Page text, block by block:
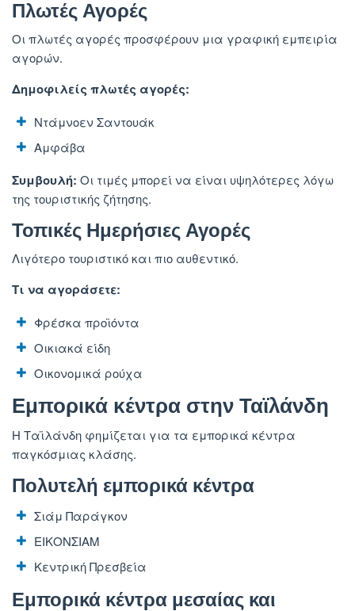
Πλωτές Αγορές
Οι πλωτές αγορές προσφέρουν μια γραφική εμπειρία
αγορών.
Δημοφιλείς πλωτές αγορές:
Ντάμνοεν Σαντουάκ
Αμφάβα
Συμβουλή: Οι τιμές μπορεί να είναι υψηλότερες λόγω
της τουριστικής ζήτησης.
Τοπικές Ημερήσιες Αγορές
Λιγότερο τουριστικό και πιο αυθεντικό.
Τι να αγοράσετε:
Φρέσκα προϊόντα
Οικιακά είδη
Οικονομικά ρούχα
Εμπορικά κέντρα στην Ταϊλάνδη
Η Ταϊλάνδη φημίζεται για τα εμπορικά κέντρα
παγκόσμιας κλάσης.
Πολυτελή εμπορικά κέντρα
Σιάμ Παράγκον
ΕΙΚΟΝΣΙΑΜ
Κεντρική Πρεσβεία
Εμπορικά κέντρα μεσαίας και